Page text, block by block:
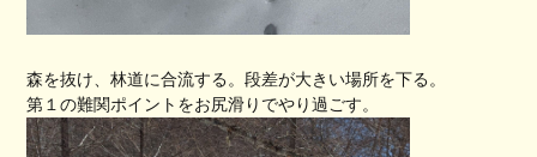
森を抜け、林道に合流する。段差が大きい場所を下る。
第１の難関ポイントをお尻滑りでやり過ごす。